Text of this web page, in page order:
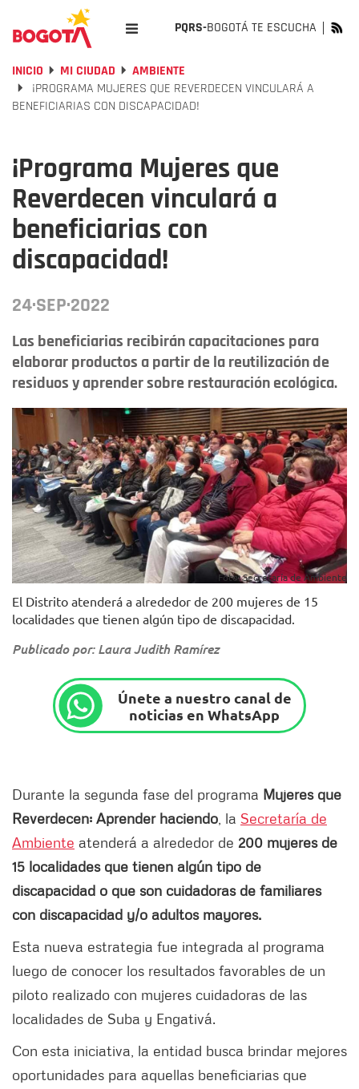
PQRS-BOGOTÁ TE ESCUCHA
INICIO MI CIUDAD
AMBIENTE
¡PROGRAMA MUJERES QUE REVERDECEN VINCULARÁ A
BENEFICIARIAS CON DISCAPACIDAD!
¡Programa Mujeres que
Reverdecen vinculará a
beneficiarias con
discapacidad!
24·SEP·2022
Las beneficiarias recibirán capacitaciones para
elaborar productos a partir de la reutilización de
residuos y aprender sobre restauración ecológica.
Foto: Secretaría de Ambiente
El Distrito atenderá a alrededor de 200 mujeres de 15
localidades que tienen algún tipo de discapacidad.
Publicado por: Laura Judith Ramírez
Únete a nuestro canal de
noticias en WhatsApp
Durante la segunda fase del programa Mujeres que
Reverdecen: Aprender haciendo , la Secretaría de
Ambiente atenderá a alrededor de 200 mujeres de
15 localidades que tienen algún tipo de
discapacidad o que son cuidadoras de familiares
con discapacidad y/o adultos mayores.
Esta nueva estrategia fue integrada al programa
luego de conocer los resultados favorables de un
piloto realizado con mujeres cuidadoras de las
localidades de Suba y Engativá.
Con esta iniciativa, la entidad busca brindar mejores
oportunidades para aquellas beneficiarias que